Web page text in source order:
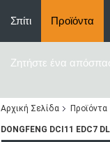
Σπίτι Προϊόντα
Ζητήστε ένα
Αρχική Σελίδα Προϊόντα
DONGFENG DCI11 EDC7